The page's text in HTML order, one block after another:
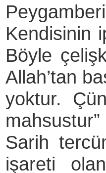
Kendisinin
Böyle
Allah’tan
yoktur.
Sarih
işareti